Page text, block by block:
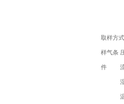
取样方
样气条
件